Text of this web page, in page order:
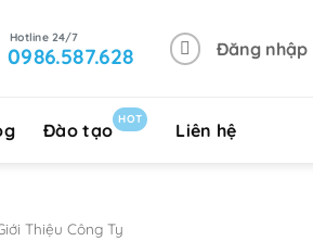
0986.587.628 Đăng nhập
Đào tạo
HOT
Liên hệ
Thiệu Công Ty